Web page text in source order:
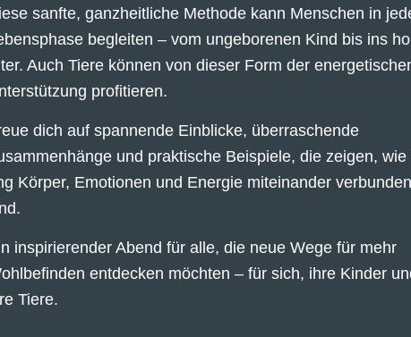
sanfte, ganzheitliche Methode kann Menschen in
begleiten – vom ungeborenen Kind bis ins
Auch Tiere können von dieser Form der
profitieren.
dich auf spannende Einblicke, überraschende
und praktische Beispiele, die zeigen, wie
Körper, Emotionen und Energie miteinander verbunden
inspirierender Abend für alle, die neue Wege für mehr
entdecken möchten – für sich, ihre Kinder
Tiere.